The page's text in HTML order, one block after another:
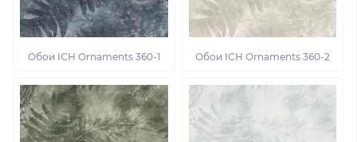
Обои ІСН Ornaments 360-1 Обои ІСН Ornaments 360-2